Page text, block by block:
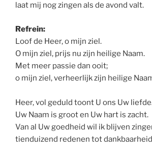
laat mij nog zingen als de avond valt.
Refrein:
Loof de Heer, o mijn ziel.
O mijn ziel, prijs nu zijn heilige Naam.
Met meer passie dan ooit;
o mijn ziel, verheerlijk zijn heilige
Heer, vol geduld toont U ons Uw
Uw Naam is groot en Uw hart is zacht.
Van al Uw goedheid wil ik blijven
tienduizend redenen tot